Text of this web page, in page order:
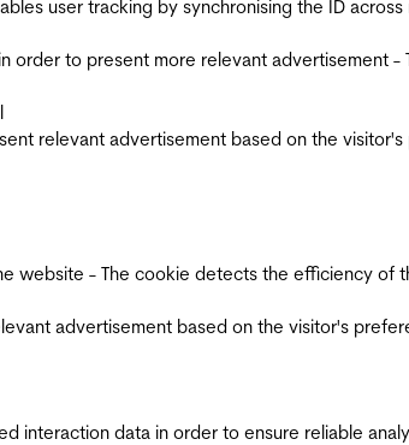
user tracking by synchronising the ID
order to present more relevant advertisement
relevant advertisement based on the
website - The cookie detects the efficiency of
advertisement based on the visitor's
interaction data in order to ensure reliable